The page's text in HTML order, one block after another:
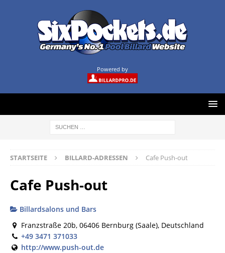
Powered by
STARTSEITE BILLARD-ADRESSEN Cafe Push-out
Cafe Push-out
Billardsalons und Bars
Franzstraße 20b, 06406 Bernburg (Saale), Deutschland
+49 3471 371033
http://www.push-out.de